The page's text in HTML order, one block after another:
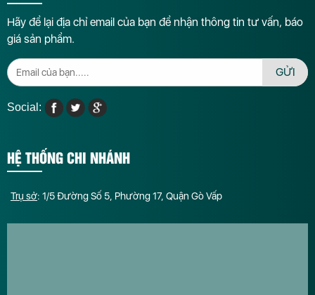
Hãy để lại địa chỉ email của bạn để nhận thông tin tư vấn, báo
giá sản phẩm.
GỬI
Social:
HỆ THỐNG CHI NHÁNH
Trụ sở: 1/5 Đường Số 5, Phường 17, Quận Gò Vấp